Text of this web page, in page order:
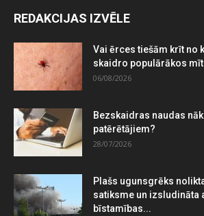
REDAKCIJAS IZVĒLE
Vai ērces tiešām krīt no
skaidro populārākos
06/08/2026
Bezskaidras naudas
patērētājiem?
28/07/2026
Plašs ugunsgrēks
satiksme un izsludināta
bīstamības...